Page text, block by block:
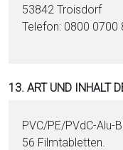
53842 Troisdorf
Telefon: 0800 0700
13. ART UND INHALT
PVC/PE/PVdC-Alu-
56 Filmtabletten.